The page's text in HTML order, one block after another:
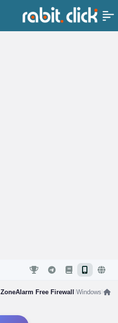
/
Windows
/
ZoneAlarm Free Firewall